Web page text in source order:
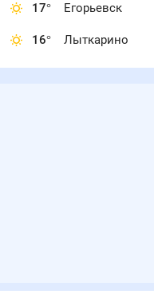
17° Егорьевск
16° Лыткарино